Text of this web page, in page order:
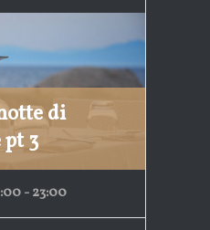
di
pt 3
-23:00